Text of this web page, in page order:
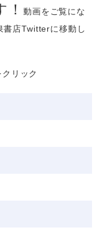
！動画をご覧にな
店Twitterに移動し
クリック